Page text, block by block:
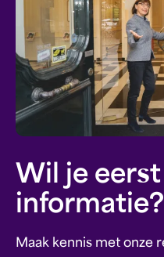
Wil je
informatie?
Maak kennis met onze